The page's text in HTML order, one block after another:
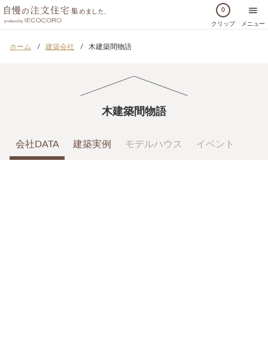
0
クリップ メニュー
ホーム 建築会社 木建築間物語
木建築間物語
会社DATA 建築実例 モデルハウス イベント